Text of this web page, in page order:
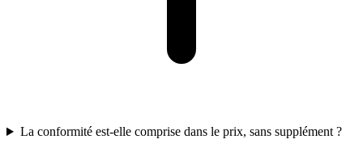
La conformité est-elle comprise dans le prix, sans supplément ?